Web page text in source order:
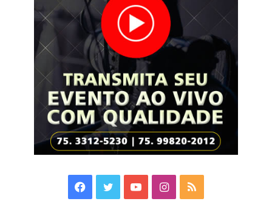
Facebook
TwitterYouTubeInstagram
RSS